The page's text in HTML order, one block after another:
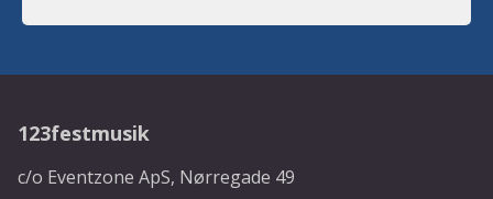
123festmusik
c/o Eventzone ApS, Nørregade 49